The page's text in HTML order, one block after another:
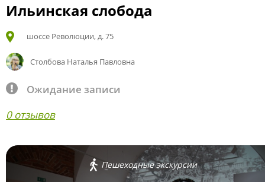
Ильинская слобода
шоссе Революции, д. 75
Столбова Наталья Павловна
Ожидание записи
0 отзывов
Пешеходные экскурсии